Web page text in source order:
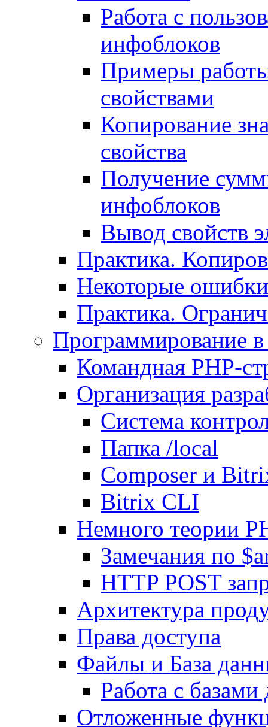
Работа с
инфоблоков
Примеры
свойствами
Копирование
свойства
Получение
инфоблоков
Вывод свойств
Практика.
Некоторые
Практика.
Программирование
Командная PHP-
Организация
Система
Папка /local
Composer и
Bitrix CLI
Немного теории
Замечания по
HTTP POST
Архитектура
Права доступа
Файлы и База
Работа с
Отложенные